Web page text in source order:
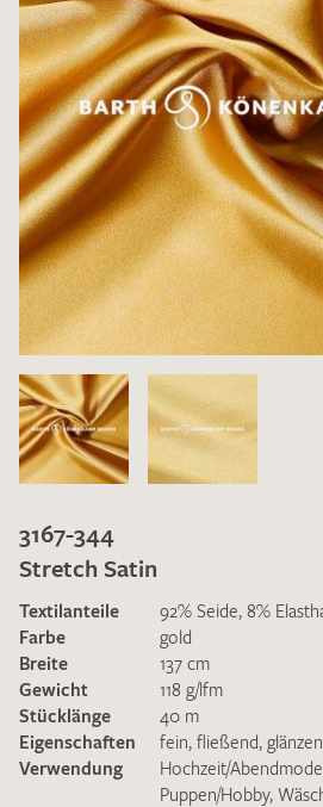
Ich bin damit einverstanden, dass
zur Beantwortung meiner
DieDatenschutzbestimmungen
genommen und akzeptiere diese.
3167-344
Stretch Satin
Textilanteile
92% Seide, 8%
Farbe
gold
Breite
137 cm
Gewicht
118 g/lfm
Stücklänge
40 m
Eigenschaften
fein, fließend,
Verwendung
Hochzeit/Abendmode
Puppen/Hobby,